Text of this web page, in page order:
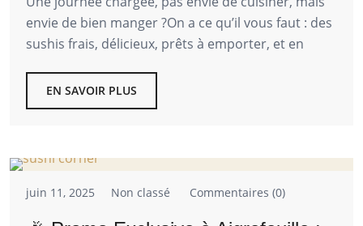
envie de bien manger ?On a ce qu’il vous faut : des
sushis frais, délicieux, prêts à emporter, et en
EN SAVOIR PLUS
juin 11, 2025 Non classé Commentaires (0)